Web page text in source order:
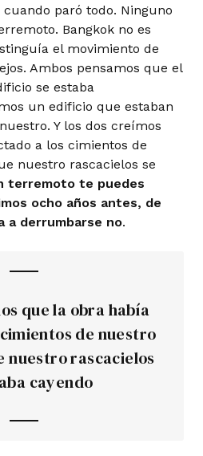
paró todo. Ninguno
Bangkok no es
el movimiento de
Ambos pensamos que el
se estaba
un edificio que estaban
Y los dos creímos
a los cimientos de
nuestro rascacielos se
terremoto te puedes
ocho años antes, de
a derrumbarse no.
que la obra había
de nuestro
nuestro rascacielos
cayendo